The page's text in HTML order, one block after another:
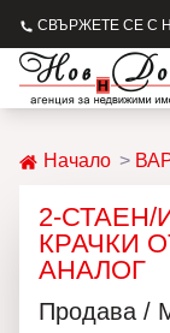
СВЪРЖЕТЕ СЕ С
Начало
2-
КРАЧКИ
АНАЛОГ
Продава /